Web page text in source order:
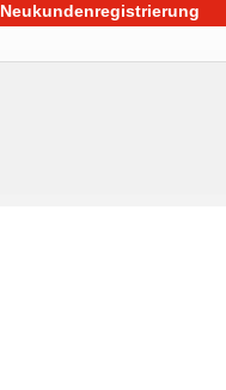
Neukundenregistrierung